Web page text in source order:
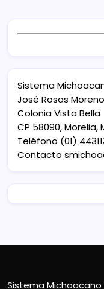
Sistema
José Rosas
Colonia Vista Bella
CP 58090, Morelia,
Teléfono (01)
Contacto
Sistema Michoacano